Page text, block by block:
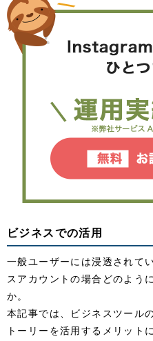
ビジネスでの活用
一般ユーザーには浸透されて
スアカウントの場合どのよう
か。
本記事では、ビジネスツール
トーリーを活用するメリット